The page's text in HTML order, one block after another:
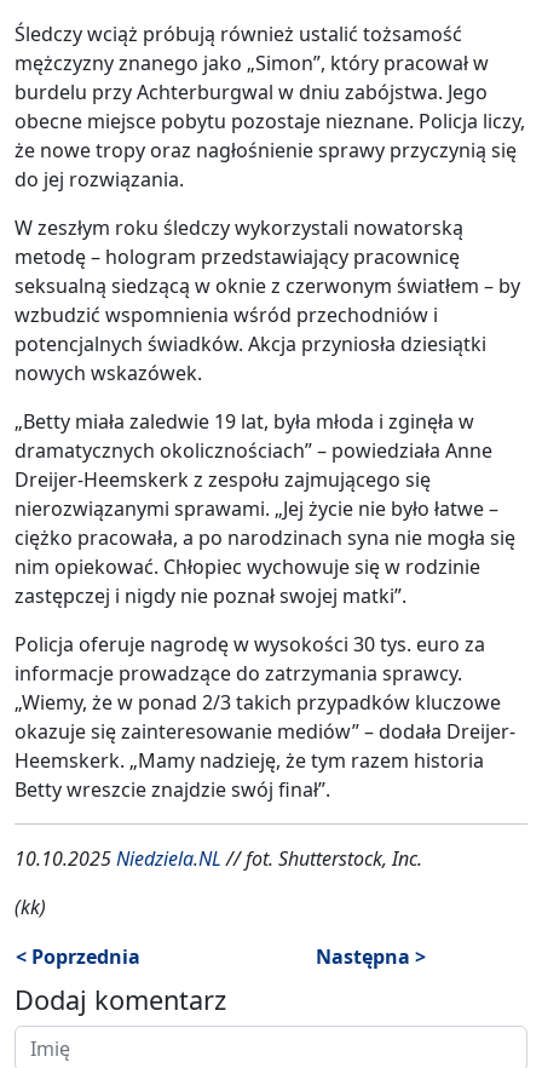
Śledczy wciąż próbują również ustalić tożsamość
mężczyzny znanego jako „Simon”, który pracował w
burdelu przy Achterburgwal w dniu zabójstwa. Jego
obecne miejsce pobytu pozostaje nieznane. Policja liczy,
że nowe tropy oraz nagłośnienie sprawy przyczynią się
do jej rozwiązania.
W zeszłym roku śledczy wykorzystali nowatorską
metodę – hologram przedstawiający pracownicę
seksualną siedzącą w oknie z czerwonym światłem – by
wzbudzić wspomnienia wśród przechodniów i
potencjalnych świadków. Akcja przyniosła dziesiątki
nowych wskazówek.
„Betty miała zaledwie 19 lat, była młoda i zginęła w
dramatycznych okolicznościach” – powiedziała Anne
Dreijer-Heemskerk z zespołu zajmującego się
nierozwiązanymi sprawami. „Jej życie nie było łatwe –
ciężko pracowała, a po narodzinach syna nie mogła się
nim opiekować. Chłopiec wychowuje się w rodzinie
zastępczej i nigdy nie poznał swojej matki”.
Policja oferuje nagrodę w wysokości 30 tys. euro za
informacje prowadzące do zatrzymania sprawcy.
„Wiemy, że w ponad 2/3 takich przypadków kluczowe
okazuje się zainteresowanie mediów” – dodała Dreijer-
Heemskerk. „Mamy nadzieję, że tym razem historia
Betty wreszcie znajdzie swój finał”.
10.10.2025Niedziela.NL// fot. Shutterstock, Inc.
(kk)
< Poprzednia
Następna >
Dodaj komentarz